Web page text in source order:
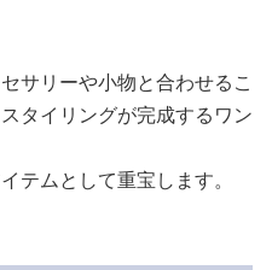
サリーや小物と合わせるこ
タイリングが完成するワン
テムとして重宝します。